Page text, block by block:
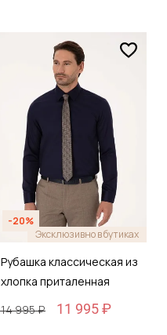
-20%
Эксклюзивно в бутиках
Рубашка классическая из
хлопка приталенная
14 995 ₽
11 995 ₽